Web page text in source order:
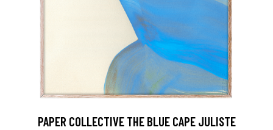
PAPER COLLECTIVE THE BLUE CAPE JULISTE